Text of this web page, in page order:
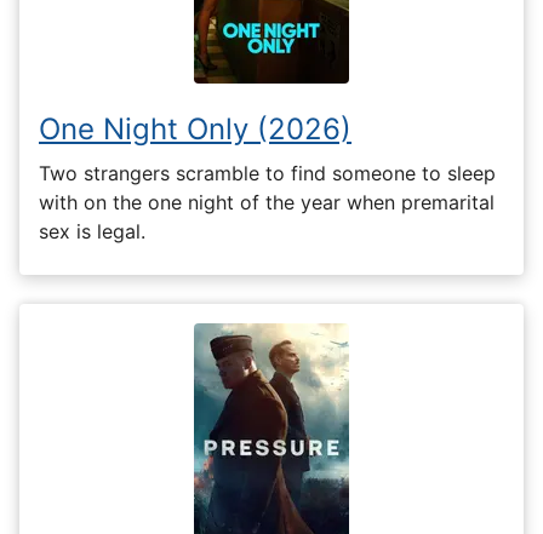
One Night Only (2026)
Two strangers scramble to find someone to sleep
with on the one night of the year when premarital
sex is legal.